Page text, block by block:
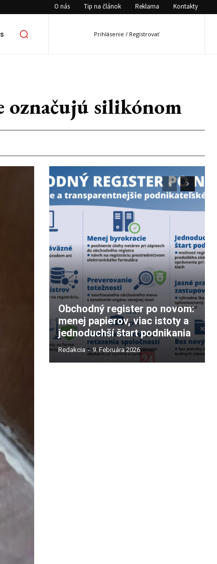
O nás Tip na článok Reklama Kontakty
Prihlásenie / Registrovať
označujú silikónom
Obchodný register po novom:
menej papierov, viac istoty a
jednoduchší štart podnikania
Redakcia - 9. Februára 2026